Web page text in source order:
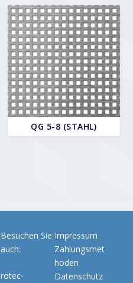
QG 5-8 (STAHL)
Besuchen Sie
auch:
rotec-
Impressum
Zahlungsmet
hoden
Datenschutz